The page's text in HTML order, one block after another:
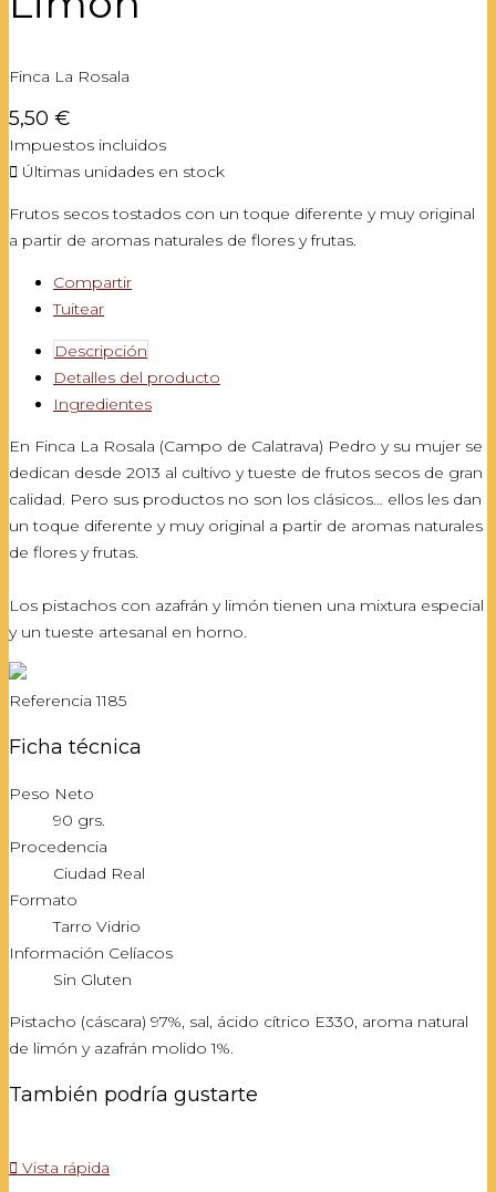
Finca La Rosala
5,50 €
Impuestos incluidos
 Últimas unidades en stock
Frutos secos tostados con un toque diferente y muy original
a partir de aromas naturales de flores y frutas.
Compartir
Tuitear
Descripción
Detalles del producto
Ingredientes
En Finca La Rosala (Campo de Calatrava) Pedro y su mujer se
dedican desde 2013 al cultivo y tueste de frutos secos de gran
calidad. Pero sus productos no son los clásicos… ellos les dan
un toque diferente y muy original a partir de aromas naturales
de flores y frutas.
Los pistachos con azafrán y limón tienen una mixtura especial
y un tueste artesanal en horno.
Referencia1185
Ficha técnica
Peso Neto
90 grs.
Procedencia
Ciudad Real
Formato
Tarro Vidrio
Información Celíacos
Sin Gluten
Pistacho (cáscara) 97%, sal, ácido cítrico E330, aroma natural
de limón y azafrán molido 1%.
También podría gustarte
 Vista rápida